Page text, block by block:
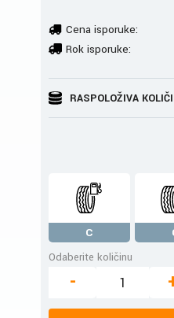
Cena isporuke:
Rok isporuke:
RASPOLOŽIVA
C
Odaberite količinu
-